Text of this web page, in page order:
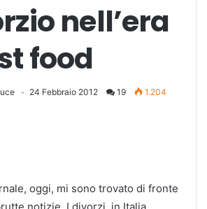
nell’era
food
24 Febbraio 2012 19
1.204
oggi, mi sono trovato di fronte